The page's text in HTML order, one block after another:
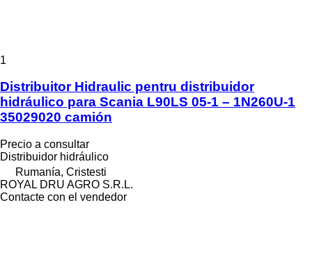
1
Distribuitor Hidraulic pentru distribuidor
hidráulico para Scania L90LS 05-1 – 1N260U-1
35029020 camión
Precio a consultar
Distribuidor hidráulico
Rumanía, Cristesti
ROYAL DRU AGRO S.R.L.
Contacte con el vendedor